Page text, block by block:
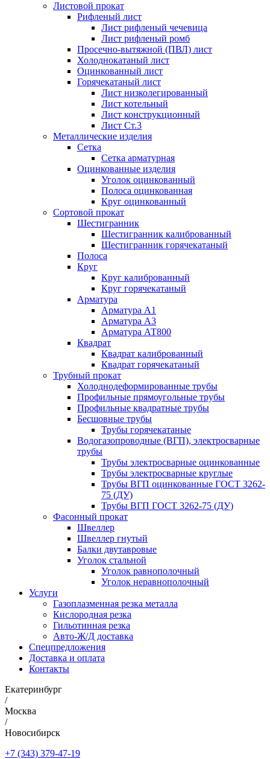
Листовой прокат
Рифленый лист
Лист рифленый чечевица
Лист рифленый ромб
Просечно-вытяжной (ПВЛ) лист
Холоднокатаный лист
Оцинкованный лист
Горячекатаный лист
Лист низколегированный
Лист котельный
Лист конструкционный
Лист Ст.3
Металлические изделия
Сетка
Сетка арматурная
Оцинкованные изделия
Уголок оцинкованный
Полоса оцинкованная
Круг оцинкованный
Сортовой прокат
Шестигранник
Шестигранник калиброванный
Шестигранник горячекатаный
Полоса
Круг
Круг калиброванный
Круг горячекатаный
Арматура
Арматура А1
Арматура А3
Арматура АТ800
Квадрат
Квадрат калиброванный
Квадрат горячекатаный
Трубный прокат
Холоднодеформированные трубы
Профильные прямоугольные трубы
Профильные квадратные трубы
Бесшовные трубы
Трубы горячекатаные
Водогазопроводные (ВГП), электросварные
трубы
Трубы электросварные оцинкованные
Трубы электросварные круглые
Трубы ВГП оцинкованные ГОСТ 3262-
75 (ДУ)
Трубы ВГП ГОСТ 3262-75 (ДУ)
Фасонный прокат
Швеллер
Швеллер гнутый
Балки двутавровые
Уголок стальной
Уголок равнополочный
Уголок неравнополочный
Услуги
Газоплазменная резка металла
Кислородная резка
Гильотинная резка
Авто-Ж/Д доставка
Спецпредложения
Доставка и оплата
Контакты
Екатеринбург
/
Москва
/
Новосибирск
+7 (343) 379-47-19